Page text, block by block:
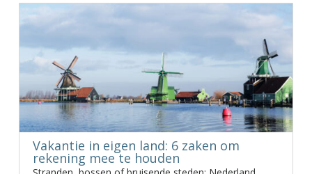
Vakantie in eigen land: 6 zaken om
rekening mee te houden